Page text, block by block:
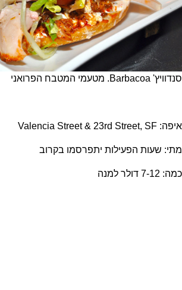
סנדוויץ' Barbacoa. מטעמי המטבח הפרואני
איפה: Valencia Street & 23rd Street, SF
מתי: שעות הפעילות יתפרסמו בקרוב
כמה: 7-12 דולר למנה